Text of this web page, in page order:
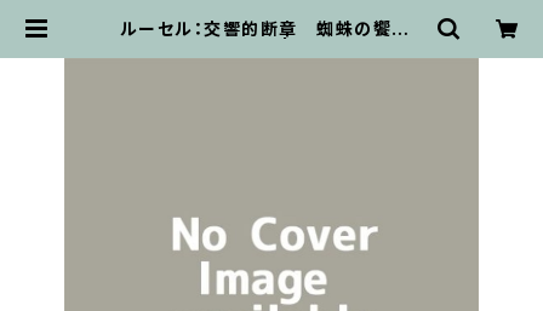
ルーセル：交響的断章 蜘蛛の饗宴 /